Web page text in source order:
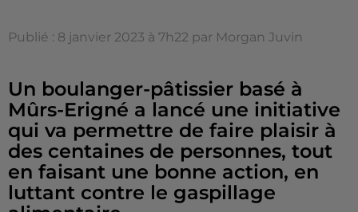
Publié : 8 janvier 2023 à 7h22 par Morgan Juvin
Un boulanger-pâtissier basé à
Mûrs-Erigné a lancé une initiative
qui va permettre de faire plaisir à
des centaines de personnes, tout
en faisant une bonne action, en
luttant contre le gaspillage